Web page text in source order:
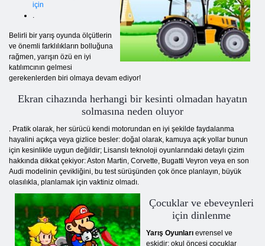
için
.
Belirli bir yarış oyunda ölçütlerin
ve önemli farklılıkların bolluğuna
rağmen, yarışın özü en iyi
katılımcının gelmesi
gerekenlerden biri olmaya devam ediyor!
Ekran cihazında herhangi bir kesinti olmadan hayatın
solmasına neden oluyor
. Pratik olarak, her sürücü kendi motorundan en iyi şekilde faydalanma
hayalini açıkça veya gizlice besler: doğal olarak, kamuya açık yollar bunun
için kesinlikle uygun değildir; Lisanslı teknoloji oyunlarındaki detaylı çizim
hakkında dikkat çekiyor: Aston Martin, Corvette, Bugatti Veyron veya en son
Audi modelinin çevikliğini, bu test sürüşünden çok önce planlayın, büyük
olasılıkla, planlamak için vaktiniz olmadı.
Çocuklar ve ebeveynleri
için dinlenme
Yarış Oyunları evrensel ve
eskidir: okul öncesi çocuklar